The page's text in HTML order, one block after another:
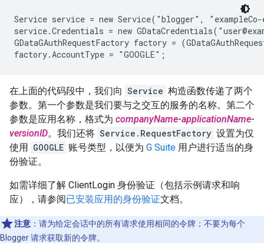
Service service = new Service("blogger", "exampleCo-
service.Credentials = new
GDataGAuthRequestFactory factory =
在上面的代码段中，我们向 Service 构造函数传递了两个
参数。第一个参数是我们要与之交互的服务的名称。第二个
参数是应用名称，格式为 companyName-applicationName-
versionID。我们还将 Service.RequestFactory 设置为仅
使用 GOOGLE 账号类型，以便为 G Suite 用户进行适当的身
份验证。
如需详细了解 ClientLogin 身份验证（包括示例请求和响
应），请参阅已安装应用的身份验证文档。
注意 ：请为给定会话中的所有请求使用相同的令牌；不要为每个
Blogger 请求获取新的令牌。